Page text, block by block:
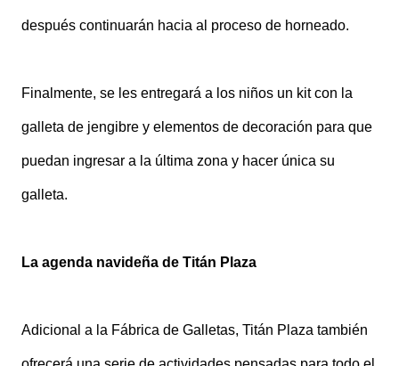
después continuarán hacia al proceso de horneado.
Finalmente, se les entregará a los niños un kit con la
galleta de jengibre y elementos de decoración para que
puedan ingresar a la última zona y hacer única su
galleta.
La agenda navideña de Titán Plaza
Adicional a la Fábrica de Galletas, Titán Plaza también